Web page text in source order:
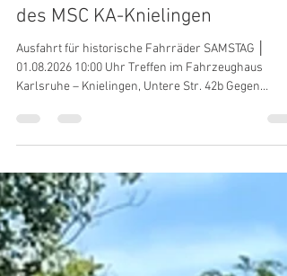
16. Juni
1 Min. Lesezeit
4. Historische Fahrradausfahrt
des MSC KA-Knielingen
01.08.2026 10:00 Uhr Treffen im Fahrzeughaus
Nördlich von Knielingen zum Rhein und der
Museums-Fähre Sophie im Alten Hafen (ca. 31 km)
Anmeldung oder Fragen bitte per Mail an:
msckarlsruhe@gmail.com